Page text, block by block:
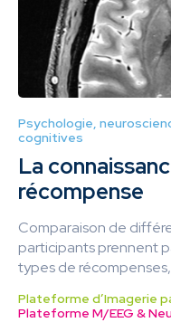
Psychologie,
cognitives
La
récompense
Comparaison de
participants prennent
types de
Plateforme d’Imagerie
Plateforme M/EEG &